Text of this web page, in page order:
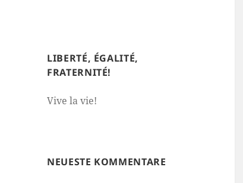
LIBERTÉ, ÉGALITÉ,
FRATERNITÉ!
Vive la vie!
NEUESTE KOMMENTARE